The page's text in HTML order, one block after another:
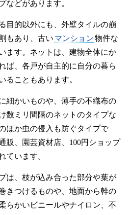
などがあります。
目的以外にも、外壁タイルの崩
もあり、古い マンション物件な
ます。ネットは、建物全体にか
ば、各戸が自主的に自分の暮ら
ることもあります。
細かいものや、薄手の不織布の
数ミリ間隔のネットのタイプな
ほか虫の侵入も防ぐタイプで
販、園芸資材店、100円ショップ
ています。
は、枝が込み合った部分や葉が
きつけるものや、地面から幹の
らかいビニールやナイロン、不